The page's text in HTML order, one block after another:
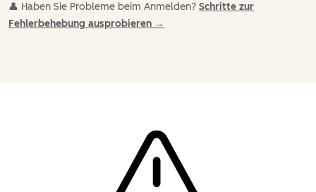
👤 Haben Sie Probleme beim Anmelden? Schritte zur
Fehlerbehebung ausprobieren →